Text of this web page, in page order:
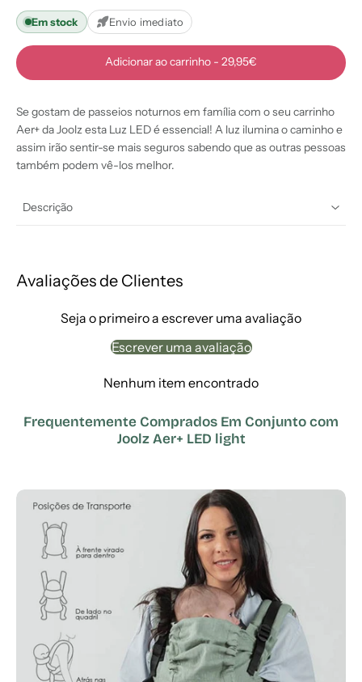
Em stock Envio imediato
Adicionar ao carrinho - 29,95€
Se gostam de passeios noturnos em família com o seu carrinho
Aer+ da Joolz esta Luz LED é essencial! A luz ilumina o caminho e
assim irão sentir-se mais seguros sabendo que as outras pessoas
também podem vê-los melhor.
Descrição
Avaliações de Clientes
Seja o primeiro a escrever uma avaliação
Escrever uma avaliação
Nenhum item encontrado
Frequentemente Comprados Em Conjunto com
Joolz Aer+ LED light